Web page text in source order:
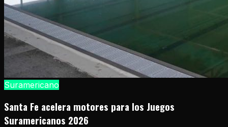
Suramericano
Santa Fe acelera motores para los Juegos
Suramericanos 2026